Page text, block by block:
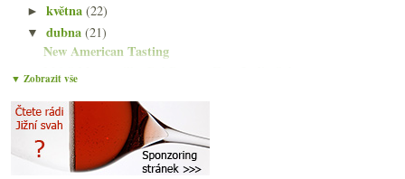
►května(22)
▼dubna(21)
New American Tasting
M&S Manzanilla, Del Duque, East India Solera
Croatina aneb na Itálii nikdy nebude dost času
Třebívlice, Bettina Lobkowicz, Deiss, manzanilla…
Domácí pinot, bezva burgundská šardonka a dřevěná ...
Smutně z Burgundska, nové značení crémantu a nejle...
▼ Zobrazit vše